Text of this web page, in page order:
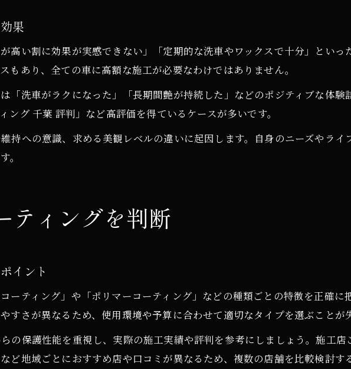
果
高い割に効果が実感できない」「定期的な洗車やワックスで十分」といっ
もあり、全ての車に高額な施工が必要なわけではありません。
「洗車がラクになった」「長期間艶が持続した」などのポジティブな体験
グ 千葉 評判」など高評価を得ているケースが多いです。
持への意識、求める美観レベルの違いに起因します。自身のニーズやライ
。
ティングを判断
イント
ーティング」や「ポリマーコーティング」などの種類ごとの特徴を正確に
すさが異なるため、使用環境や予算に合わせて適切なタイプを選ぶことが
の保護性能を重視し、実際の施工実績や評判を参考にしましょう。施工店
ど地域ごとにおすすめ店や口コミが異なるため、複数の店舗を比較検討す